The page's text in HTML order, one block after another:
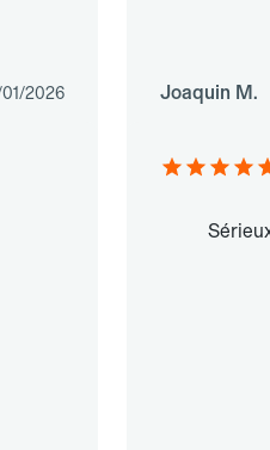
2026 Joaquin M.